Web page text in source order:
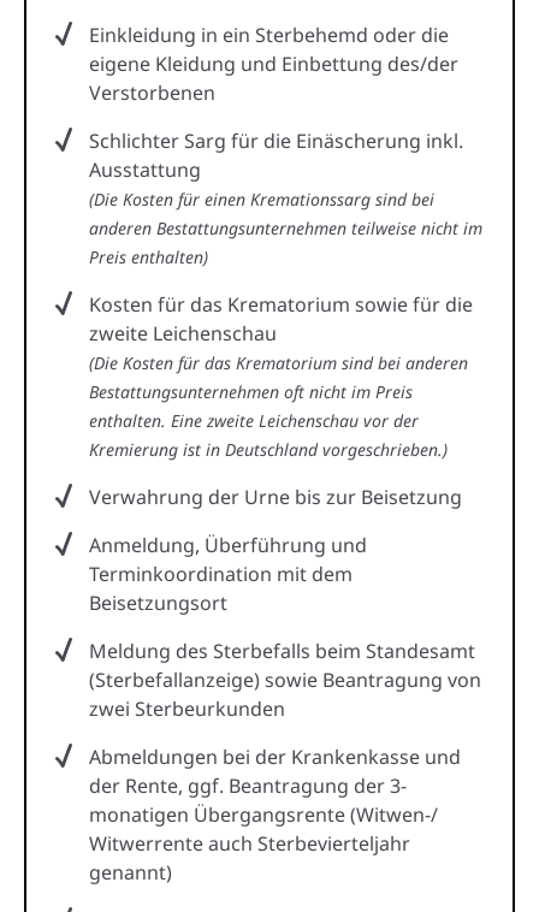
Einkleidung in ein Sterbehemd oder die
eigene Kleidung und Einbettung des/der
Verstorbenen
Schlichter Sarg für die Einäscherung inkl.
Ausstattung
(Die Kosten für einen Kremationssarg sind bei
anderen Bestattungsunternehmen teilweise nicht im
Preis enthalten)
Kosten für das Krematorium sowie für die
zweite Leichenschau
(Die Kosten für das Krematorium sind bei anderen
Bestattungsunternehmen oft nicht im Preis
enthalten. Eine zweite Leichenschau vor der
Kremierung ist in Deutschland vorgeschrieben.)
Verwahrung der Urne bis zur Beisetzung
Anmeldung, Überführung und
Terminkoordination mit dem
Beisetzungsort
Meldung des Sterbefalls beim Standesamt
(Sterbefallanzeige) sowie Beantragung von
zwei Sterbeurkunden
Abmeldungen bei der Krankenkasse und
der Rente, ggf. Beantragung der 3-
monatigen Übergangsrente (Witwen-/
Witwerrente auch Sterbevierteljahr
genannt)